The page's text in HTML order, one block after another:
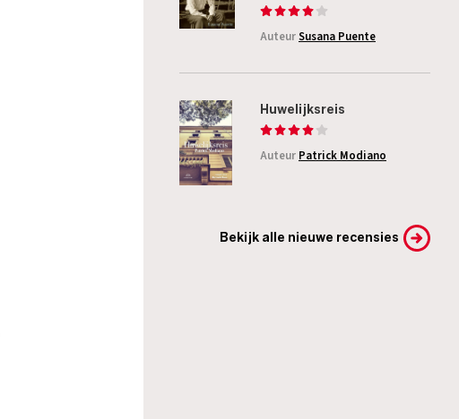
AuteurSusana Puente
Huwelijksreis
Auteur Patrick Modiano
Bekijk alle nieuwe recensies